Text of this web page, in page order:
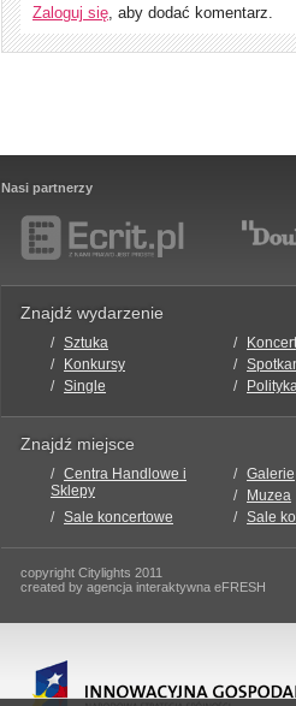
Zaloguj się, aby dodać komentarz.
Nasi partnerzy
Znajdź wydarzenie
Sztuka
Konkursy
Single
Znajdź miejsce
Centra Handlowe i
Sklepy
Galerie
Muzea
Sale koncertowe
Sale
copyright Citylights 2011
created by agencja interaktywna eFRESH